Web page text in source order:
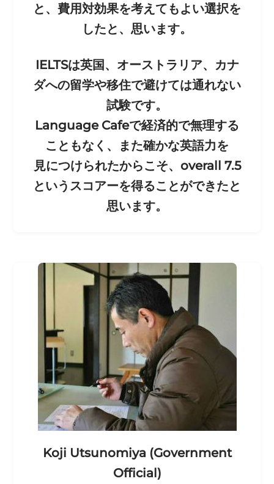
と、費用対効果を考えてもよい選択を
したと、思います。
IELTSは英国、オーストラリア、カナ
ダへの留学や移住で避けては通れない
試験です。
Language Cafeで経済的で無理する
こともなく、また確かな英語力を
見につけられたからこそ、overall 7.5
というスコアーを得ることができたと
思います。
Koji Utsunomiya (Government
Official)